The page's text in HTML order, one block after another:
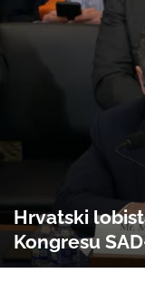
Hrvatski
Kongresu
kojoj